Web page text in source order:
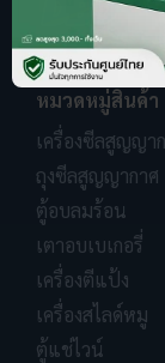
หมวดหมู่สินค้า
เครื่องซีลสูญญา
ถุงซีลสูญญากาศ
ตู้อบลมร้อน
เตาอบเบเกอรี่
เครื่องตีแป้ง
เครื่องสไลด์หมู
ตู้แช่ไวน์